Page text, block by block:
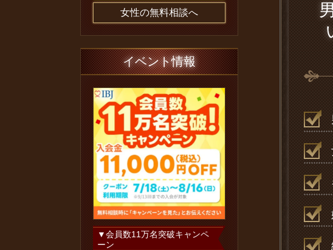
女性の無料相談へ
イベント情報
▼会員数11万名突破キャンペ
ーン